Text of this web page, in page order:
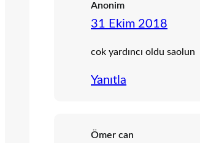
Anonim
31 Ekim 2018
cok yardıncı oldu saolun
Yanıtla
Ömer can